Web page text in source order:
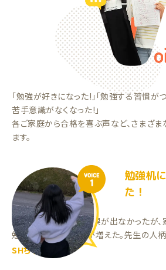
「勉強が好きになった!」「勉強する習慣が
苦手意識がなくなった!」
各ご家庭から合格を喜ぶ声など、さまざ
ます。
VOICE
1
勉強机
た！
塾に通っていた頃は成果が出なかったが
勉強机に向かう時間が増えた。先生の人柄
SHちゃん（中3）